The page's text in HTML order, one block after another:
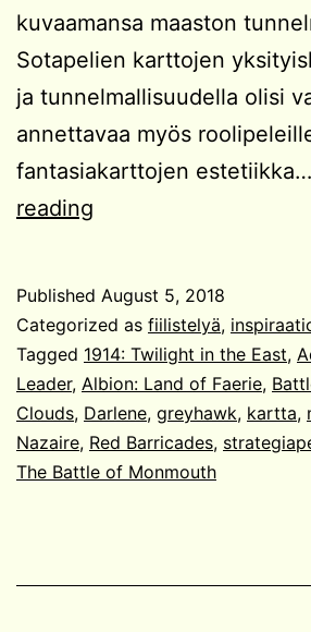
kuvaamansa maaston
Sotapelien karttojen
ja tunnelmallisuudella olisi
annettavaa myös
fantasiakarttojen estetiikka…
reading
aikojen?
Published August 5, 2018
Categorized as fiilistelyä,
Tagged 1914: Twilight in the East,
Leader, Albion: Land of Faerie,
Clouds, Darlene, greyhawk, kartta,
Nazaire, Red Barricades,
The Battle of Monmouth